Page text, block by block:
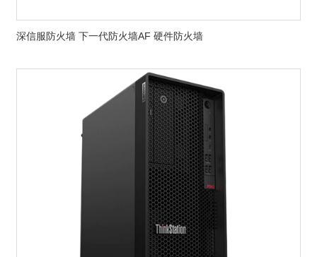
深信服防火墙 下一代防火墙AF 硬件防火墙